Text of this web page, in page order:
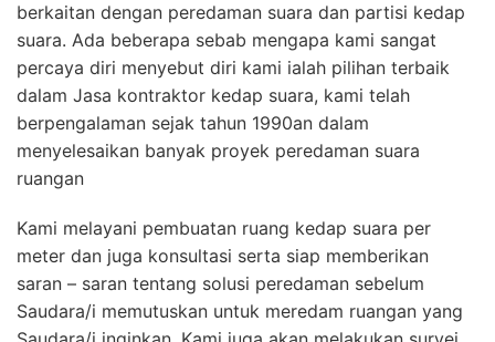
berkaitan dengan peredaman suara dan partisi kedap
suara. Ada beberapa sebab mengapa kami sangat
percaya diri menyebut diri kami ialah pilihan terbaik
dalam Jasa kontraktor kedap suara, kami telah
berpengalaman sejak tahun 1990an dalam
menyelesaikan banyak proyek peredaman suara
ruangan
Kami melayani pembuatan ruang kedap suara per
meter dan juga konsultasi serta siap memberikan
saran – saran tentang solusi peredaman sebelum
Saudara/i memutuskan untuk meredam ruangan yang